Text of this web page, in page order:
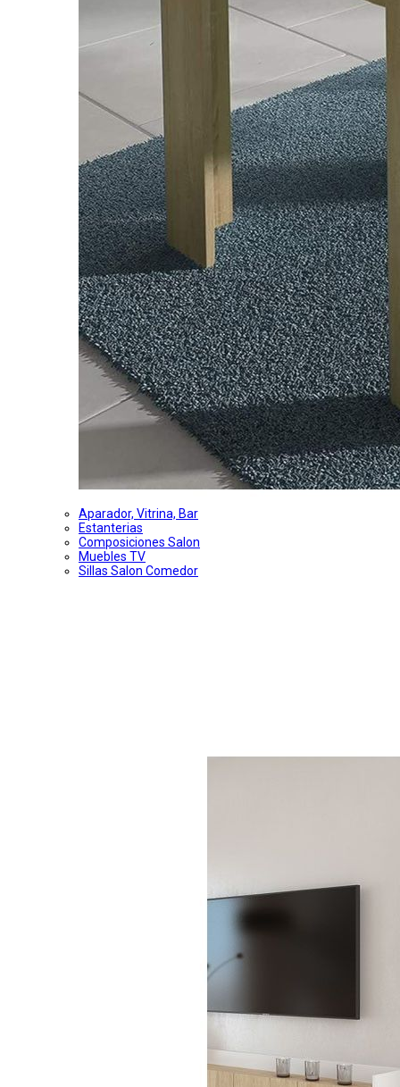
Aparador, Vitrina, Bar
Estanterias
Composiciones Salon
Muebles TV
Sillas Salon Comedor